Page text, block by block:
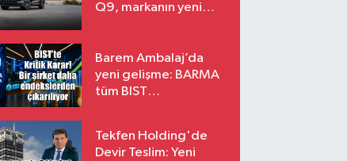
Q9, markanın yeni
Barem Ambalaj’da
yeni gelişme: BARMA
tüm BIST
Tekfen Holding'de
Devir Teslim: Yeni